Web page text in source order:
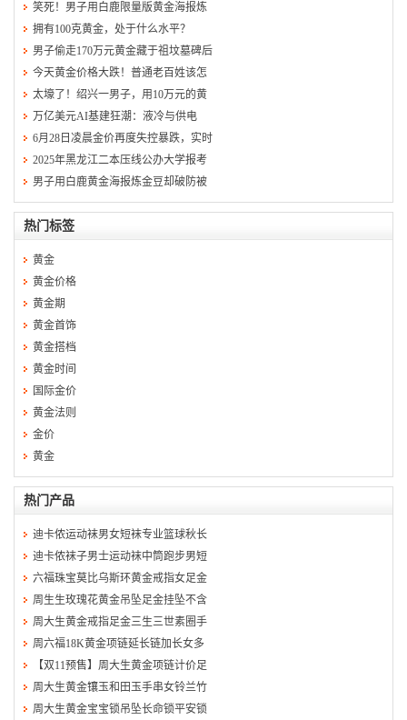
笑死！男子用白鹿限量版黄金海报炼
拥有100克黄金，处于什么水平？
男子偷走170万元黄金藏于祖坟墓碑后
今天黄金价格大跌！普通老百姓该怎
太壕了！绍兴一男子，用10万元的黄
万亿美元AI基建狂潮：液冷与供电
6月28日凌晨金价再度失控暴跌，实时
2025年黑龙江二本压线公办大学报考
男子用白鹿黄金海报炼金豆却破防被
热门标签
黄金
黄金价格
黄金期
黄金首饰
黄金搭档
黄金时间
国际金价
黄金法则
金价
黄金
热门产品
迪卡侬运动袜男女短袜专业篮球秋长
迪卡侬袜子男士运动袜中筒跑步男短
六福珠宝莫比乌斯环黄金戒指女足金
周生生玫瑰花黄金吊坠足金挂坠不含
周大生黄金戒指足金三生三世素圈手
周六福18K黄金项链延长链加长女多
【双11预售】周大生黄金项链计价足
周大生黄金镶玉和田玉手串女铃兰竹
周大生黄金宝宝锁吊坠长命锁平安锁